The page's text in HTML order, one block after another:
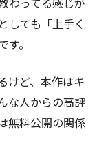
しても「上手く
。
けど、本作はキ
な人からの高評
無料公開の関係